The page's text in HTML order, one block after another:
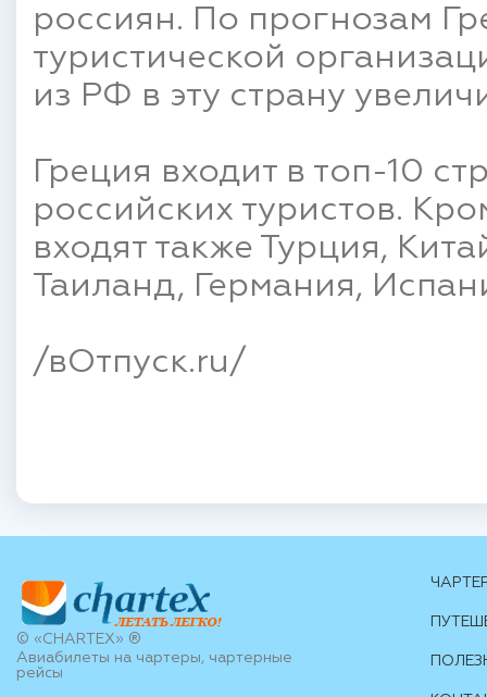
россиян. По прогнозам
туристической
из РФ в эту страну
Греция входит в топ-10
российских туристов.
входят также Турция,
Таиланд, Германия,
/вОтпуск.ru/
© «CHARTEX» ®
Авиабилеты на чартеры, чартерные
рейсы